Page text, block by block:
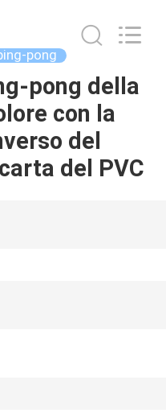
pong
pong della
con la
del
del PVC